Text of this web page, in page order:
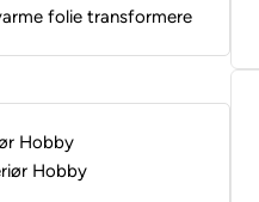
folie transformere
Hobby
Hobby